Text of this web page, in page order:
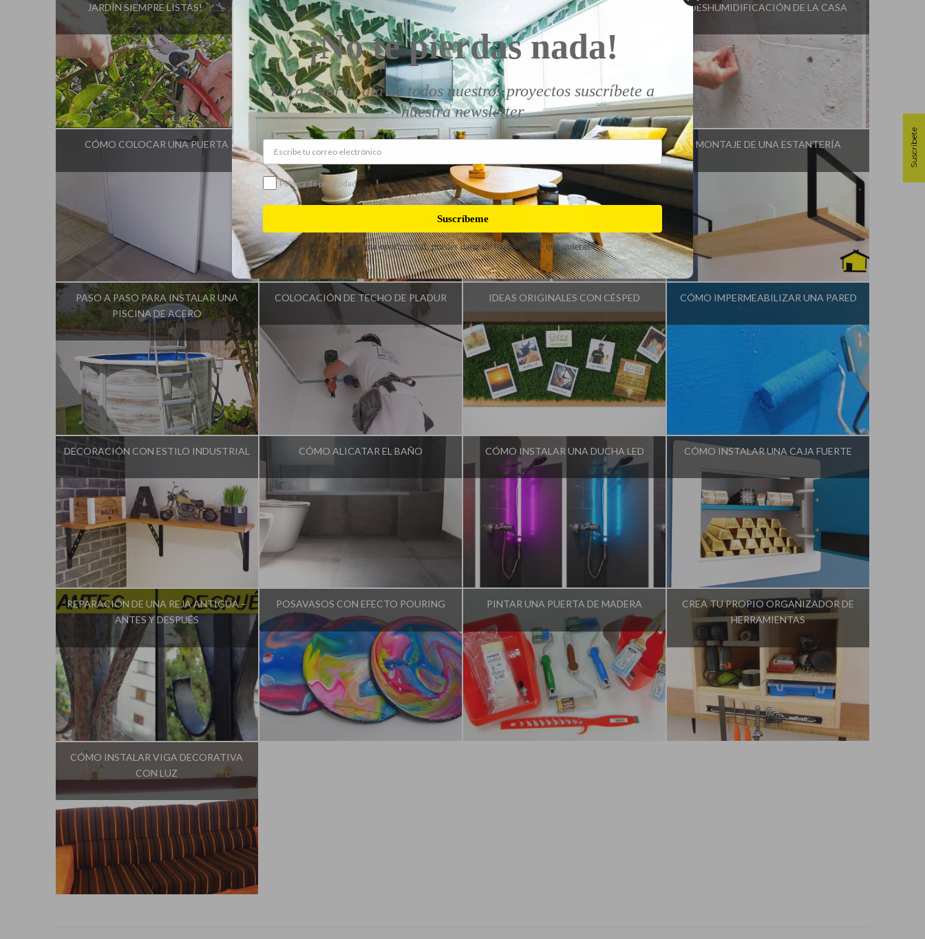
JARDÍN SIEMPRE LISTAS!
Influencer:Idea Tu Mismo Influencer:Idea Tu Mismo Influencer:Idea Tu Mismo
DESHUMIDIFICACIÓN DE LA CASA
Influencer: Idea Tu Mismo
CÓMO COLOCAR UNA PUERTA
Influencer: Idea Tu Mismo Influencer: Idea Tu Mismo Influencer:Idea Tu Mismo
MONTAJE DE UNA ESTANTERÍA
PASO A PASO PARA INSTALAR UNA
PISCINA DE ACERO
Influencer:Idea Tu Mismo
COLOCACIÓN DE TECHO DE PLADUR
Influencer:Idea Tu Mismo
IDEAS ORIGINALES CON CÉSPED CÓMO IMPERMEABILIZAR UNA PARED
Idea Tu Mismo
DECORACIÓN CON ESTILO INDUSTRIAL
Influencer:
CÓMO ALICATAR EL BAÑO CÓMO INSTALAR UNA DUCHA LED
Influencer: Idea Tu Mismo
CÓMO INSTALAR UNA CAJA FUERTE
Idea Tu Mismo
REPARACIÓN DE UNA REJA ANTIGUA –
ANTES Y DESPUÉS
Influencer: Idea Tu Mismo
POSAVASOS CON EFECTO POURING
Influencer:Idea Tu Mismo
PINTAR UNA PUERTA DE MADERA
Influencer:Idea Tu Mismo
CREA TU PROPIO ORGANIZADOR DE
HERRAMIENTAS
Influencer:Idea Tu Mismo
CÓMO INSTALAR VIGA DECORATIVA
CON LUZ
Influencer:Idea Tu Mismo
Suscríbete
¡No te pierdas nada!
Para estar al día de todos nuestros proyectos suscríbete a
nuestra newsletter
Política de privacidad
Suscríbeme
Danos una oportunidad, puedes darte de baja siempre que quieras